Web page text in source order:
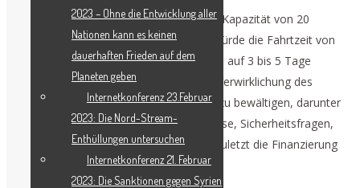
Die Bahnstrecke hätte eine geschätzte Kapazität von 20
Millionen Tonnen Fracht pro Jahr und würde die Fahrtzeit von
Usbekistan nach Pakistan von 35 Tagen auf 3 bis 5 Tage
verkürzen, berichtetThe Diplomat
. Zur Verwirklichung des
Projekts sind viele Herausforderungen zu bewältigen, darunter
sehr schwierige geografische Verhältnisse, Sicherheitsfragen,
unterschiedliche Spurweiten und nicht zuletzt die Finanzierung
in Höhe von 4,8 Milliarden Dollar.
2023 – Ohne die Entwicklung aller
Nationen kann es keinen
dauerhaften Frieden auf dem
Planeten geben
Internetkonferenz 23.Februar
2023: Die Nord-Stream-
Enthüllungen untersuchen
Internetkonferenz 21. Februar
2023: Die Sanktionen gegen Syrien